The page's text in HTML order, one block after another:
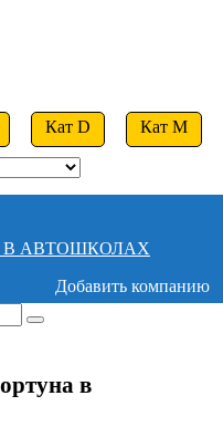
Кат D Кат M
В АВТОШКОЛАХ
Добавить компанию
в